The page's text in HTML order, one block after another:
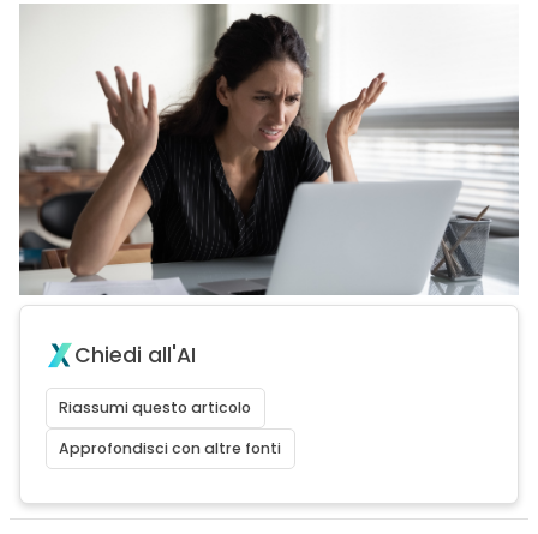
Chiedi all'AI
Riassumi questo articolo
Approfondisci con altre fonti